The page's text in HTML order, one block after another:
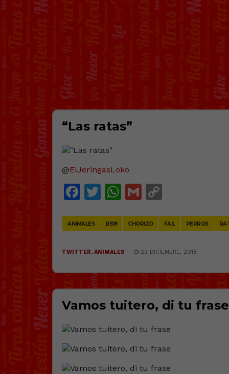
“Las ratas”
@ElJeringasLoko
Facebook
Twitter
WhatsApp
Gmail
ANIMALES BS18 CHORIZO FAIL PERROS
TWITTER, ANIMALES 23 DICIEMBRE, 2018
Vamos tuitero, di tu frase